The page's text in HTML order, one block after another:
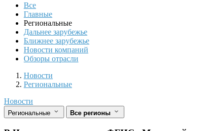
Все
Главные
Региональные
Дальнее зарубежье
Ближнее зарубежье
Новости компаний
Обзоры отрасли
Новости
Разделы
Новости
Региональные
Новости
Региональные Все регионы